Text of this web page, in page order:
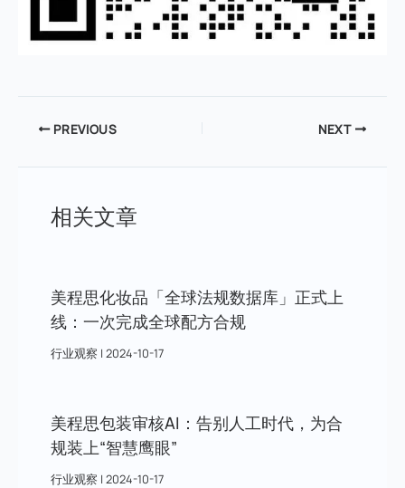
PREVIOUS NEXT
相关文章
美程思化妆品「全球法规数据库」正式上
线：一次完成全球配方合规
行业观察 |2024-10-17
美程思包装审核AI：告别人工时代，为合
规装上“智慧鹰眼”
行业观察 |2024-10-17